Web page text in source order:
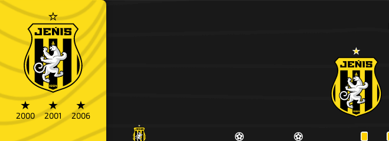
★
2000
★
2001
★
2006